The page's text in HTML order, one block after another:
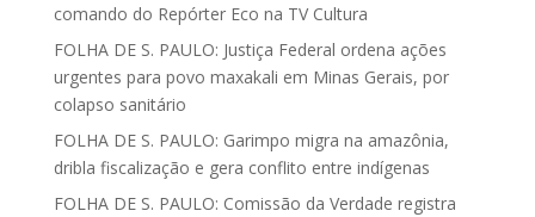
comando do Repórter Eco na TV Cultura
FOLHA DE S. PAULO: Justiça Federal ordena ações
urgentes para povo maxakali em Minas Gerais, por
colapso sanitário
FOLHA DE S. PAULO: Garimpo migra na amazônia,
dribla fiscalização e gera conflito entre indígenas
FOLHA DE S. PAULO: Comissão da Verdade registra